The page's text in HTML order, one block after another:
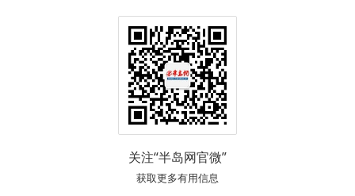
关注“半岛网官微”
获取更多有用信息